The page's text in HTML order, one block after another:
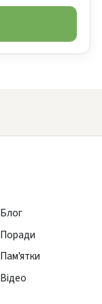
Блог
Поради
Пам'ятки
Відео